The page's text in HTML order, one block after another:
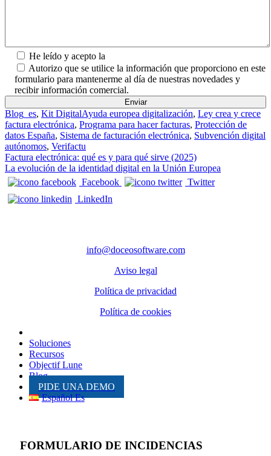
He leído y acepto la
Autorizo que se utilice la información que proporciono en este
formulario para mantenerme al día de nuestras novedades y
recibir información comercial.
Blog_es, Kit DigitalAyuda europea digitalización, Ley crea y crece
factura electrónica, Programa para hacer facturas, Protección de
datos España, Sistema de facturación electrónica, Subvención digital
autónomos, Verifactu
Navegación de entradas
Factura electrónica: qué es y para qué sirve (2025)
La evolución de la identidad digital en la Unión Europea
Facebook
Twitter
LinkedIn
info@doceosoftware.com
Aviso legal
Política de privacidad
Política de cookies
Soluciones
Recursos
Objectif Lune
Blog
PIDE UNA DEMO
Español Es
FORMULARIO DE INCIDENCIAS